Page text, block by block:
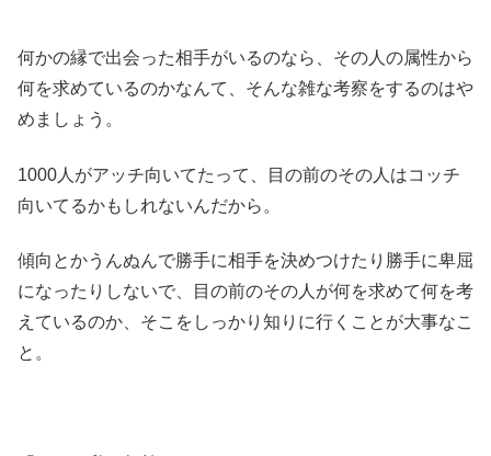
何かの縁で出会った相手がいるのなら、その人の属性から
何を求めているのかなんて、そんな雑な考察をするのはや
めましょう。
1000人がアッチ向いてたって、目の前のその人はコッチ
向いてるかもしれないんだから。
傾向とかうんぬんで勝手に相手を決めつけたり勝手に卑屈
になったりしないで、目の前のその人が何を求めて何を考
えているのか、そこをしっかり知りに行くことが大事なこ
と。